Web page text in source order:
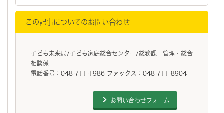
この記事についてのお問い合わせ
子ども未来局/子ども家庭総合センター/総務課 管理・総合
相談係
電話番号：048-711-1986 ファックス：048-711-8904
お問い合わせフォーム